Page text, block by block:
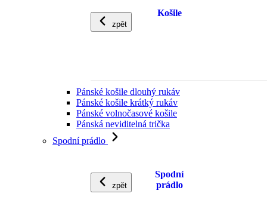
zpět
Košile
Pánské košile dlouhý rukáv
Pánské košile krátký rukáv
Pánské volnočasové košile
Pánská neviditelná trička
Spodní prádlo
zpět
Spodní
prádlo